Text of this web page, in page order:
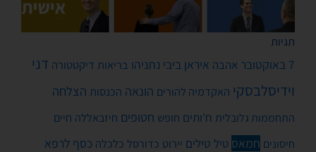
תגיות
7 באוקטובר אהבה איראן ביבי נתניהו בריאות דיקטטורה דני
וידיסלבסקי האקדמיה להורים הונאה הכנסות הצלחה
התחממות גלובלית ח'ותים חופש חטופים חיזבאללה חיים
חיסונים חמאס טיל טילים יירוט כדורסל כלכלה כסף לרפא